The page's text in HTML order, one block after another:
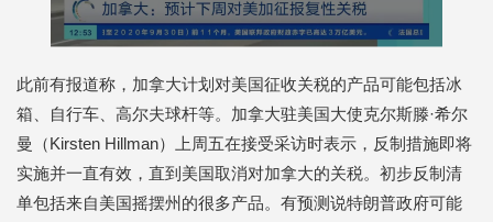
此前有报道称，加拿大计划对美国征收关税的产品可能包括冰
箱、自行车、高尔夫球杆等。加拿大驻美国大使克尔斯滕·希尔
曼（Kirsten Hillman）上周五在接受采访时表示，反制措施即将
实施并一直有效，直到美国取消对加拿大的关税。初步反制清
单包括来自美国摇摆州的很多产品。有预测说特朗普政府可能